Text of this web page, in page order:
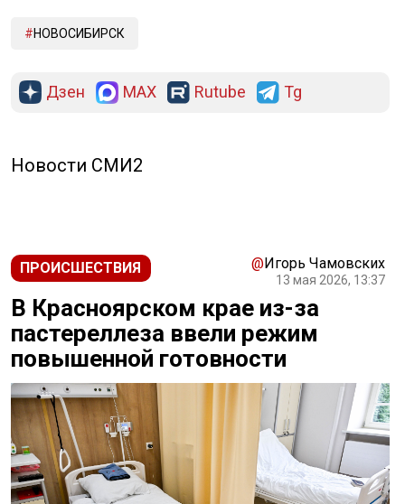
НОВОСИБИРСК
Дзен MAX Rutube Tg
Новости СМИ2
ПРОИСШЕСТВИЯ @Игорь Чамовских
13 мая 2026, 13:37
В Красноярском крае из-за
пастереллеза ввели режим
повышенной готовности